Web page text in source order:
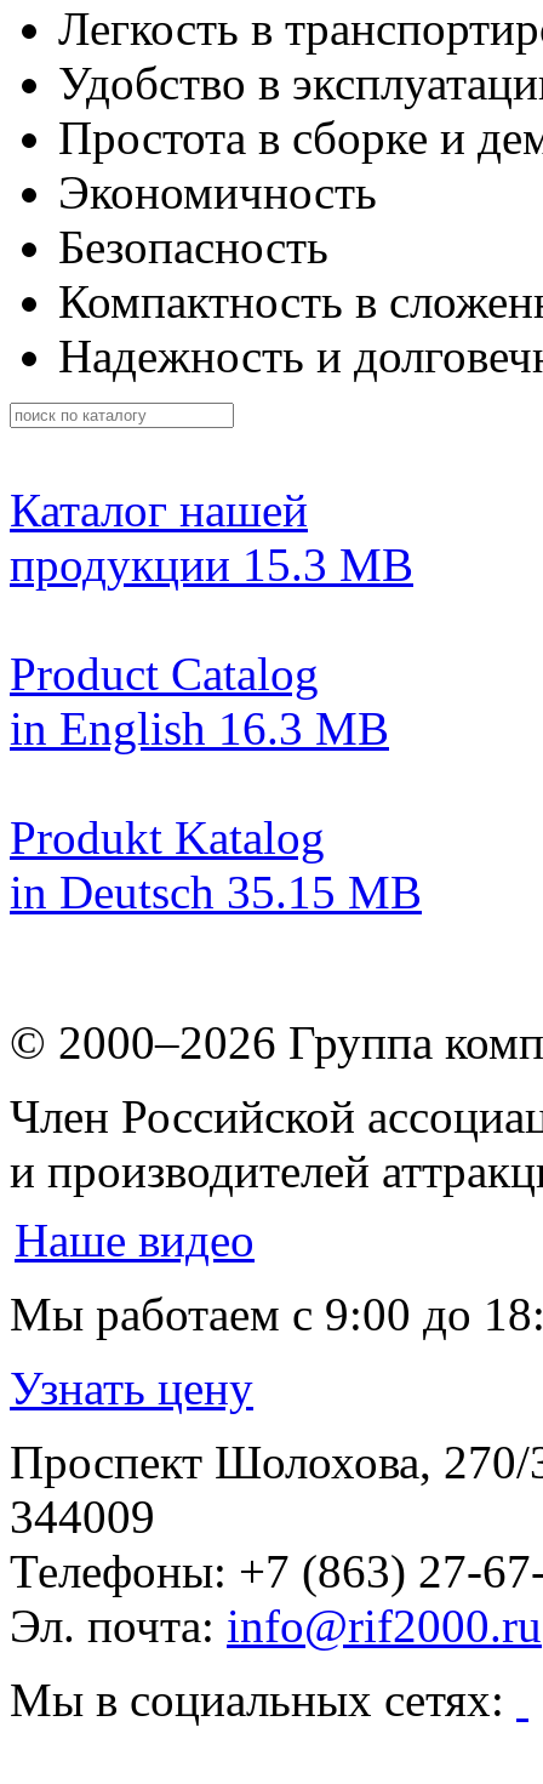
Легкость в
Удобство в
Простота в сборке и
Экономичность
Безопасность
Компактность в
Надежность и
Каталог нашей
продукции 15.3 MB
Product Catalog
in English 16.3 MB
Produkt Katalog
in Deutsch 35.15 MB
© 2000–2026 Группа
Член Российской
и производителей
Наше видео
Мы работаем с 9:00 до
Узнать цену
Проспект Шолохова, 270/
344009
Телефоны: +7 (863) 27-
Эл. почта: info@rif2000.ru
Мы в социальных сетях: